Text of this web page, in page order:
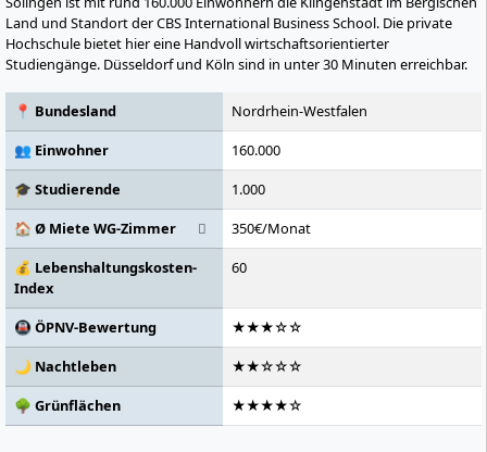
Land und Standort der CBS International Business School. Die private
Hochschule bietet hier eine Handvoll wirtschaftsorientierter
Studiengänge. Düsseldorf und Köln sind in unter 30 Minuten erreichbar.
📍 Bundesland
Nordrhein-Westfalen
👥 Einwohner
160.000
🎓 Studierende
1.000
🏠 Ø Miete WG-Zimmer
350€/Monat
💰 Lebenshaltungskosten-
Index
60
🚇 ÖPNV-Bewertung
★★★☆☆
🌙 Nachtleben
★★☆☆☆
🌳 Grünflächen
★★★★☆